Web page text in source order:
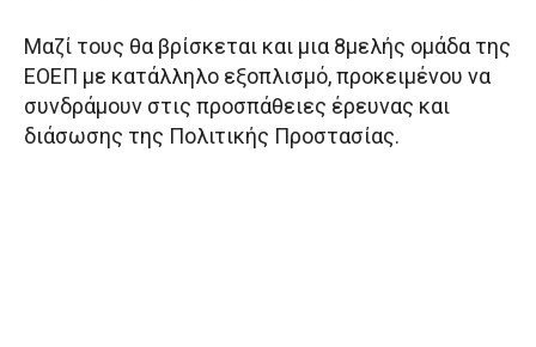
Μαζί τους θα βρίσκεται και μια 8μελής ομάδα της
ΕΟΕΠ με κατάλληλο εξοπλισμό, προκειμένου να
συνδράμουν στις προσπάθειες έρευνας και
διάσωσης της Πολιτικής Προστασίας.